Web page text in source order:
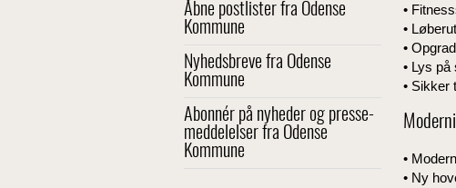
Åbne postlister fra Odense
Kommune
Nyhedsbreve fra Odense
Kommune
Abonnér på nyheder og presse-
meddelelser fra Odense
Kommune
•
•
•
• Lys på
• Sikker
•
• Ny